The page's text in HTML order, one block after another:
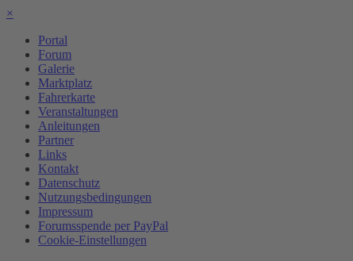
×
Portal
Forum
Galerie
Marktplatz
Fahrerkarte
Veranstaltungen
Anleitungen
Partner
Links
Kontakt
Datenschutz
Nutzungsbedingungen
Impressum
Forumsspende per PayPal
Cookie-Einstellungen